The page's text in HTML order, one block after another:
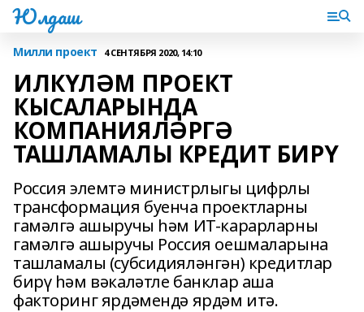
Юлдаш
Милли проект 4 СЕНТЯБРЯ 2020, 14:10
ИЛКҮЛӘМ ПРОЕКТ
КЫСАЛАРЫНДА
КОМПАНИЯЛӘРГӘ
ТАШЛАМАЛЫ КРЕДИТ БИРҮ
Россия элемтә министрлыгы цифрлы
трансформация буенча проектларны
гамәлгә ашыручы һәм ИТ-карарларны
гамәлгә ашыручы Россия оешмаларына
ташламалы (субсидияләнгән) кредитлар
бирү һәм вәкаләтле банклар аша
факторинг ярдәмендә ярдәм итә.